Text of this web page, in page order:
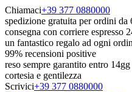
Chiamaci+39 377 0880000
spedizione gratuita per ordini da
consegna con corriere espresso
un fantastico regalo ad ogni
99% recensioni positive
reso sempre garantito entro 14gg
cortesia e gentilezza
Scrivici+39 377 0880000